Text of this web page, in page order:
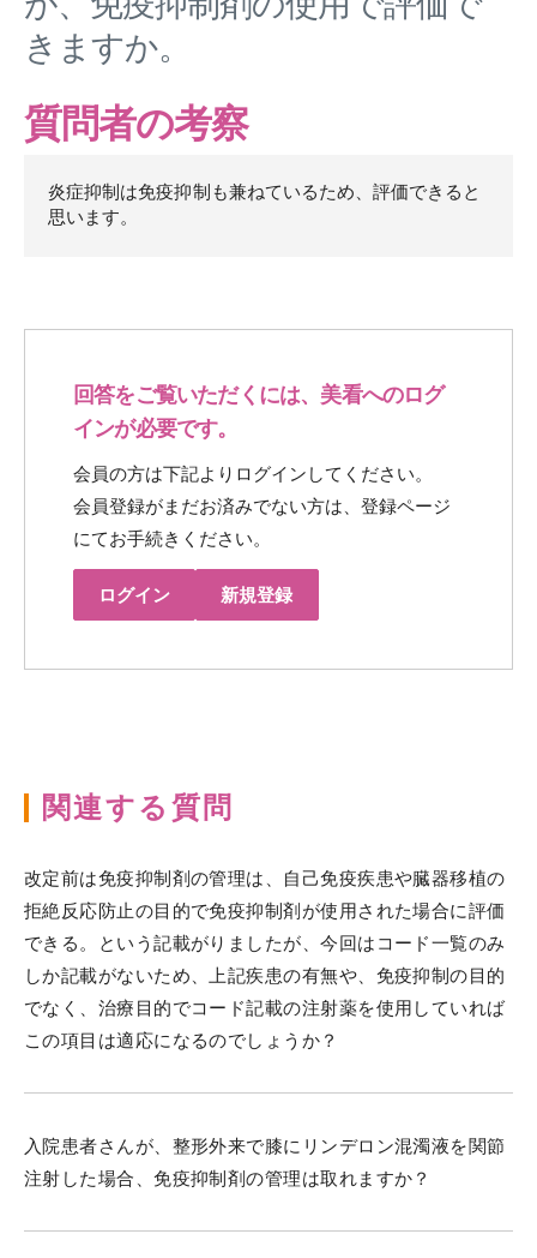
きますか。
質問者の考察
炎症抑制は免疫抑制も兼ねているため、評価できると
思います。
回答をご覧いただくには、美看へのログ
インが必要です。
会員の方は下記よりログインしてください。
会員登録がまだお済みでない方は、登録ページ
にてお手続きください。
ログイン 新規登録
関連する質問
改定前は免疫抑制剤の管理は、自己免疫疾患や臓器移植の
拒絶反応防止の目的で免疫抑制剤が使用された場合に評価
できる。という記載がりましたが、今回はコード一覧のみ
しか記載がないため、上記疾患の有無や、免疫抑制の目的
でなく、治療目的でコード記載の注射薬を使用していれば
この項目は適応になるのでしょうか？
入院患者さんが、整形外来で膝にリンデロン混濁液を関節
注射した場合、免疫抑制剤の管理は取れますか？